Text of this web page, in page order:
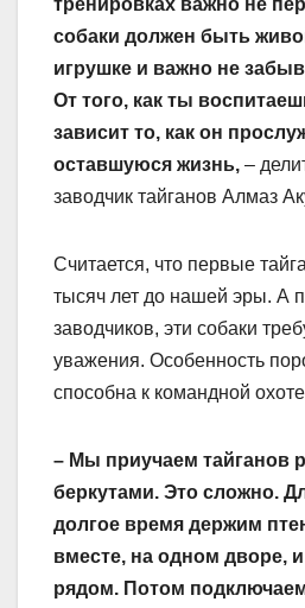
собаки должен быть
игрушке и важно не
От того, как ты
зависит то, как он
оставшуюся жизнь, –
заводчик тайганов Алмаз
Считается, что первые
тысяч лет до нашей эры. А
заводчиков, эти собаки
уважения. Особенность
способна к командной
– Мы приучаем тайганов
беркутами. Это сложно.
долгое время держим
вместе, на одном дворе,
рядом. Потом